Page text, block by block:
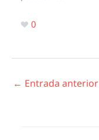
0
← Entrada anterior